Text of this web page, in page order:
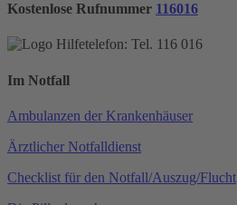
Kostenlose Rufnummer 116016
Im Notfall
Ambulanzen der Krankenhäuser
Ärztlicher Notfalldienst
Checklist für den Notfall/Auszug/Flucht